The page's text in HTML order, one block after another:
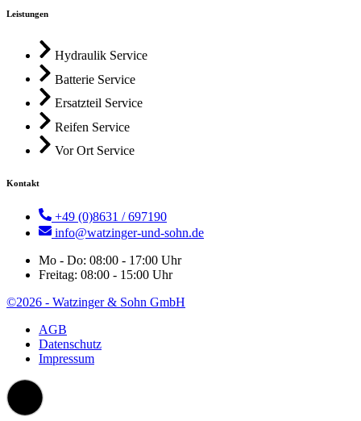
Leistungen
Hydraulik Service
Batterie Service
Ersatzteil Service
Reifen Service
Vor Ort Service
Kontakt
+49 (0)8631 / 697190
info@watzinger-und-sohn.de
Mo - Do: 08:00 - 17:00 Uhr
Freitag: 08:00 - 15:00 Uhr
©2026 - Watzinger & Sohn GmbH
AGB
Datenschutz
Impressum